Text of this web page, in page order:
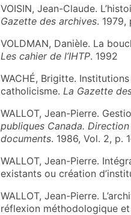
VOISIN, Jean-Claude.
Gazette des archives. 1979,
VOLDMAN, Danièle. La
Les cahier de l’IHTP. 1992
WACHÉ, Brigitte.
catholicisme. La Gazette
WALLOT, Jean-Pierre.
publiques Canada.
documents. 1986, Vol. 2, p.
WALLOT, Jean-Pierre.
existants ou création
WALLOT, Jean-Pierre.
réflexion méthodologique